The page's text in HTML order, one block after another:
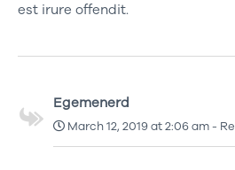
est irure offendit.
Egemenerd
March 12, 2019 at 2:06 am-